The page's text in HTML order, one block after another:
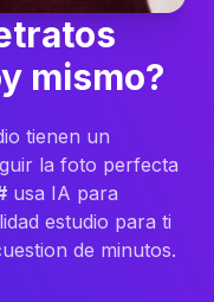
mismo?
tienen un
la foto perfecta
usa IA para
estudio para ti
de minutos.